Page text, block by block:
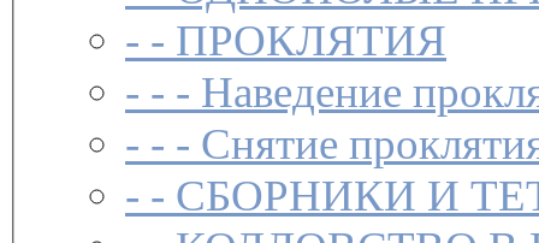
- - ПРОКЛЯТИЯ
- - - Наведение
- - - Снятие
- - СБОРНИКИ И